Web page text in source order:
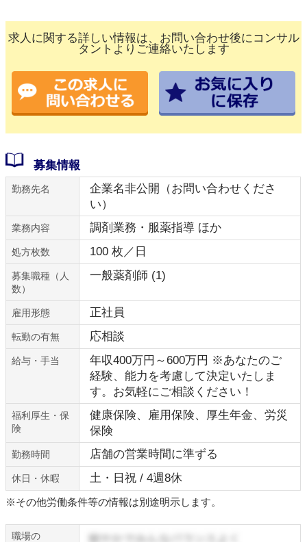
求人に関する詳しい情報は、お問い合わせ後にコンサル
タントよりご連絡いたします
募集情報
勤務先名
企業名非公開（お問い合わせくださ
い）
業務内容 調剤業務・服薬指導 ほか
処方枚数 100 枚／日
募集職種（人
数）
一般薬剤師 (1)
雇用形態 正社員
転勤の有無 応相談
給与・手当
年収400万円～600万円 ※あなたのご
経験、能力を考慮して決定いたしま
す。お気軽にご相談ください！
福利厚生・保
険
健康保険、雇用保険、厚生年金、労災
保険
勤務時間 店舗の営業時間に準ずる
休日・休暇 土・日祝 / 4週8休
※その他労働条件等の情報は別途明示します。
職場の